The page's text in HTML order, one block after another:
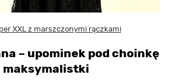
XXL z marszczonymi rączkami
– upominek pod choinkę
maksymalistki